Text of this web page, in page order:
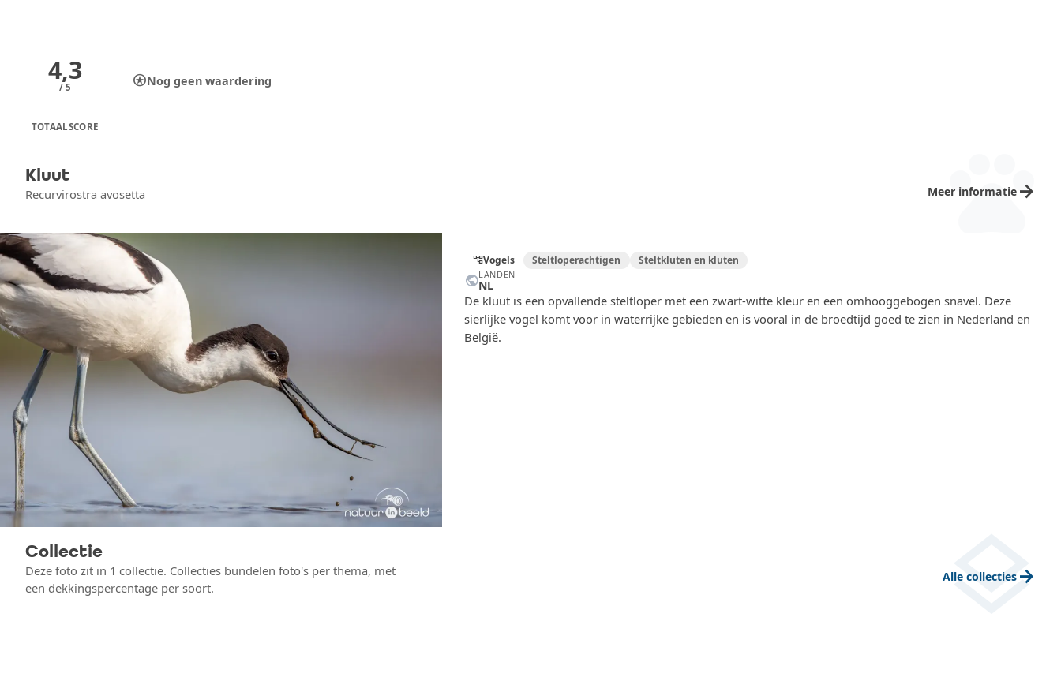
4,3
/ 5
TOTAALSCORE
starsNog geen waardering
pets
Kluut
Recurvirostra avosetta Meer informatie arrow_forward
account_treeVogels Steltloperachtigen Steltkluten en kluten
publicLANDEN
NL
De kluut is een opvallende steltloper met een zwart-witte kleur en een omhooggebogen snavel. Deze
sierlijke vogel komt voor in waterrijke gebieden en is vooral in de broedtijd goed te zien in Nederland en
België.
layers
Collectie
Deze foto zit in 1 collectie. Collecties bundelen foto's per thema, met
een dekkingspercentage per soort.
Alle collecties arrow_forward